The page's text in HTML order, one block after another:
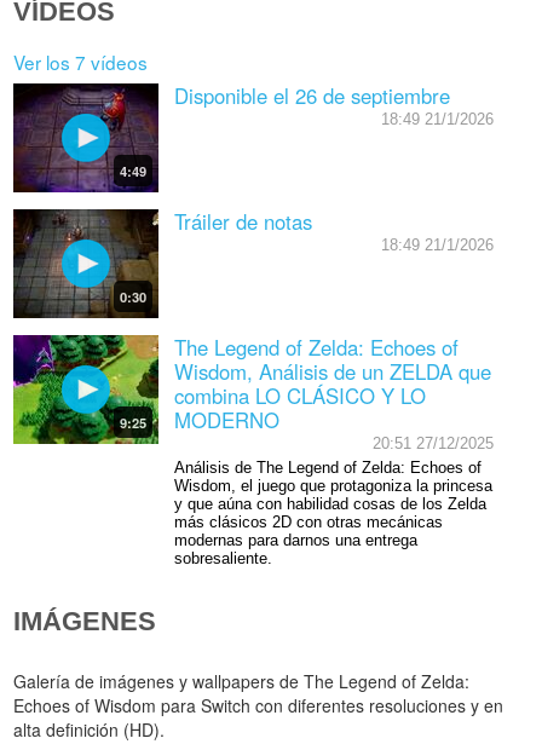
VÍDEOS
Ver los 7 vídeos
4:49
Disponible el 26 de septiembre
18:49 21/1/2026
0:30
Tráiler de notas
18:49 21/1/2026
9:25
The Legend of Zelda: Echoes of
Wisdom, Análisis de un ZELDA que
combina LO CLÁSICO Y LO
MODERNO
20:51 27/12/2025
Análisis de The Legend of Zelda: Echoes of
Wisdom, el juego que protagoniza la princesa
y que aúna con habilidad cosas de los Zelda
más clásicos 2D con otras mecánicas
modernas para darnos una entrega
sobresaliente.
IMÁGENES
Galería de imágenes y wallpapers de The Legend of Zelda:
Echoes of Wisdom para Switch con diferentes resoluciones y en
alta definición (HD).